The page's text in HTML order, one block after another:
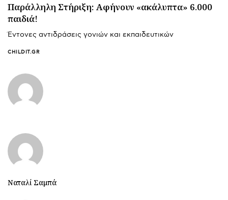
Παράλληλη Στήριξη: Αφήνουν «ακάλυπτα» 6.000
παιδιά!
Έντονες αντιδράσεις γονιών και εκπαιδευτικών
CHILDIT.GR
Ναταλί Σαμπά